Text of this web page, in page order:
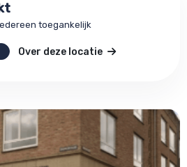
toegankelijk
Over deze locatie